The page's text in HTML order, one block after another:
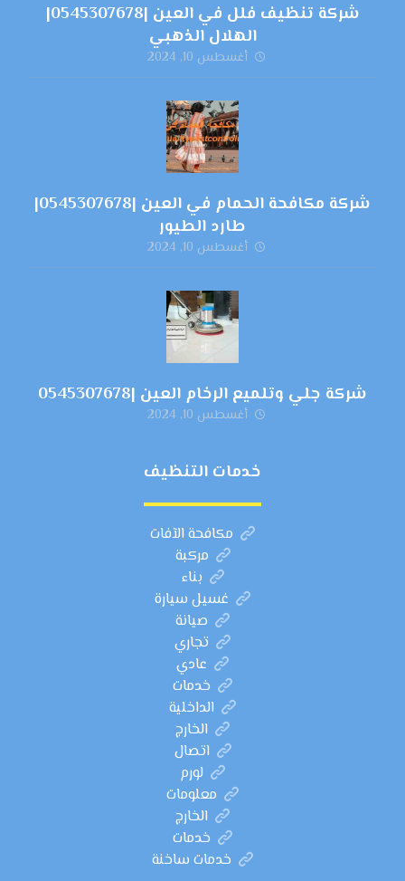
شركة تنظيف فلل في العين |0545307678|
الهلال الذهبي
أغسطس 10, 2024
شركة مكافحة الحمام في العين |0545307678|
طارد الطيور
أغسطس 10, 2024
شركة جلي وتلميع الرخام العين |0545307678
أغسطس 10, 2024
خدمات التنظيف
مكافحة الآفات
مركبة
بناء
غسيل سيارة
صيانة
تجاري
عادي
خدمات
الداخلية
الخارج
اتصال
لورم
معلومات
الخارج
خدمات
خدمات ساخنة